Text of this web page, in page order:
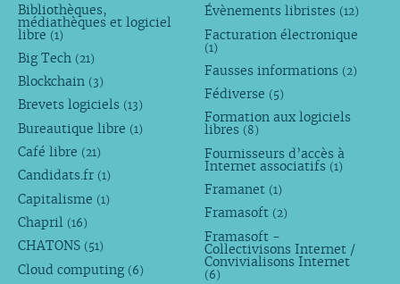
Bibliothèques,
médiathèques et logiciel
libre (1)
Big Tech (21)
Blockchain (3)
Brevets logiciels (13)
Bureautique libre (1)
Café libre (21)
Candidats.fr (1)
Capitalisme (1)
Chapril (16)
CHATONS (51)
Cloud computing (6)
Évènements libristes (12)
Facturation électronique
(1)
Fausses informations (2)
Fédiverse (5)
Formation aux logiciels
libres (8)
Fournisseurs d’accès à
Internet associatifs (1)
Framanet (1)
Framasoft (2)
Framasoft -
Collectivisons Internet /
Convivialisons Internet
(6)